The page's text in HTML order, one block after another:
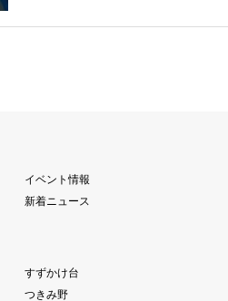
イベント情報
新着ニュース
すずかけ台
つきみ野